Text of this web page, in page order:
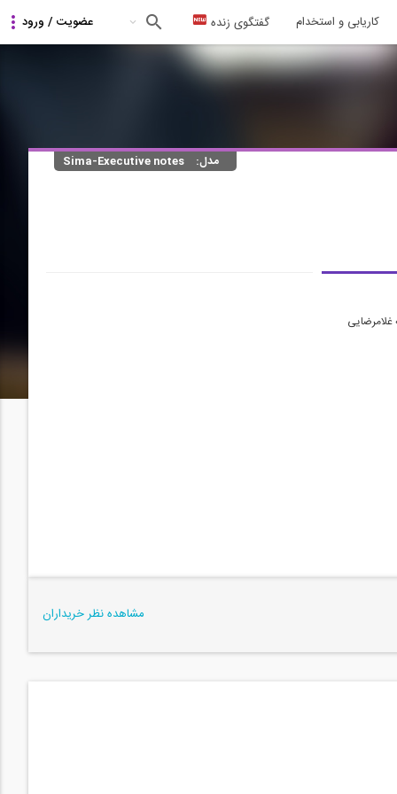
کاریابی و استخدام گفتگوی زنده
مدل:
Sima-Executive notes
غلامرضایی
مشاهده نظر خریداران